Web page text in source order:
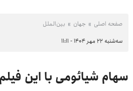
صفحه اصلی جهان بین‌الملل
سه‌شنبه ۲۲ مهر ۱۴۰۴ - ۱۱:۱۱